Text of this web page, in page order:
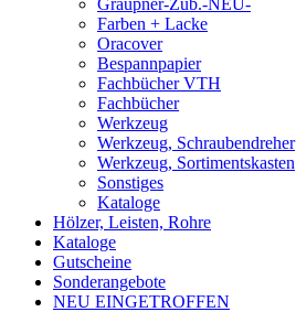
Graupner-Zub.-NEU-
Farben + Lacke
Oracover
Bespannpapier
Fachbücher VTH
Fachbücher
Werkzeug
Werkzeug, Schraubendreher
Werkzeug, Sortimentskasten
Sonstiges
Kataloge
Hölzer, Leisten, Rohre
Kataloge
Gutscheine
Sonderangebote
NEU EINGETROFFEN